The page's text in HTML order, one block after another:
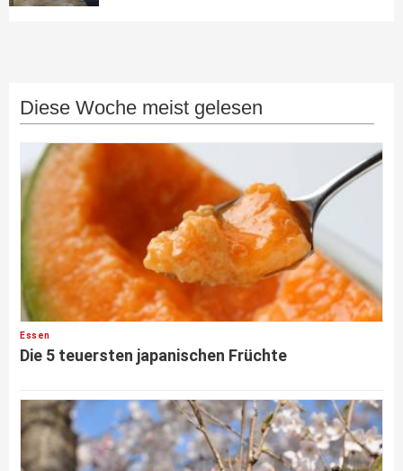
Diese Woche meist gelesen
Essen
Die 5 teuersten japanischen Früchte